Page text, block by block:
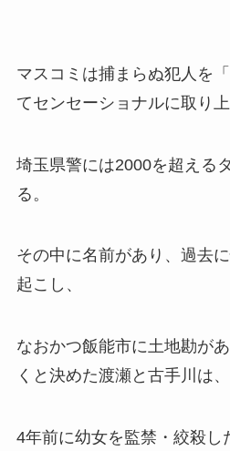
マスコミは捕まらぬ犯人を
てセンセーショナルに取り上
埼玉県警には2000を超える
る。
その中に名前があり、過去
起こし、
なおかつ飯能市に土地勘が
くと決めた渡瀬と古手川は、
4年前に幼女を監禁・絞殺し